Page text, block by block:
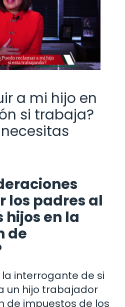
a mi hijo en
si trabaja?
los padres al
hijos en la
de
interrogante de si
un hijo trabajador
de impuestos de los